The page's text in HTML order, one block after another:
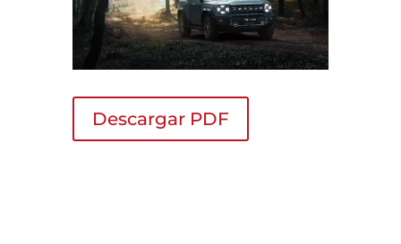
Descargar PDF